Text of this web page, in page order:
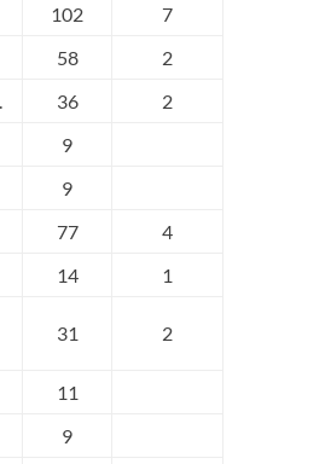
102
7
58
2
36
2
9
9
77
4
14
1
31 2
11
9